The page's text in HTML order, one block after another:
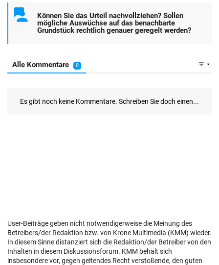
User-Beiträge geben nicht notwendigerweise die Meinung des
Betreibers/der Redaktion bzw. von Krone Multimedia (KMM) wieder.
In diesem Sinne distanziert sich die Redaktion/der Betreiber von den
Inhalten in diesem Diskussionsforum. KMM behält sich
insbesondere vor, gegen geltendes Recht verstoßende, den guten